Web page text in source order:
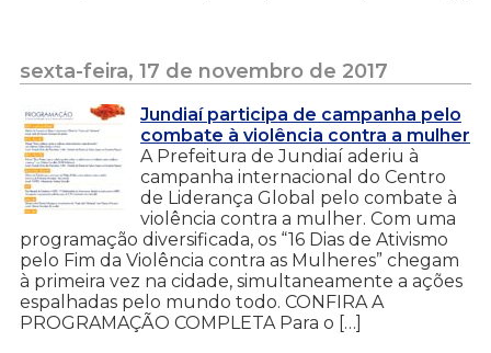
sexta-feira, 17 de novembro de 2017
Jundiaí participa de campanha pelo
combate à violência contra a mulher
A Prefeitura de Jundiaí aderiu à
campanha internacional do Centro
de Liderança Global pelo combate à
violência contra a mulher. Com uma
programação diversificada, os “16 Dias de Ativismo
pelo Fim da Violência contra as Mulheres” chegam
à primeira vez na cidade, simultaneamente a ações
espalhadas pelo mundo todo. CONFIRA A
PROGRAMAÇÃO COMPLETA Para o […]